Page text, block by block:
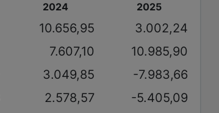
2024 2025
10.656,95
3.002,24
7.607,10
10.985,90
3.049,85
-7.983,66
2.578,57
-5.405,09